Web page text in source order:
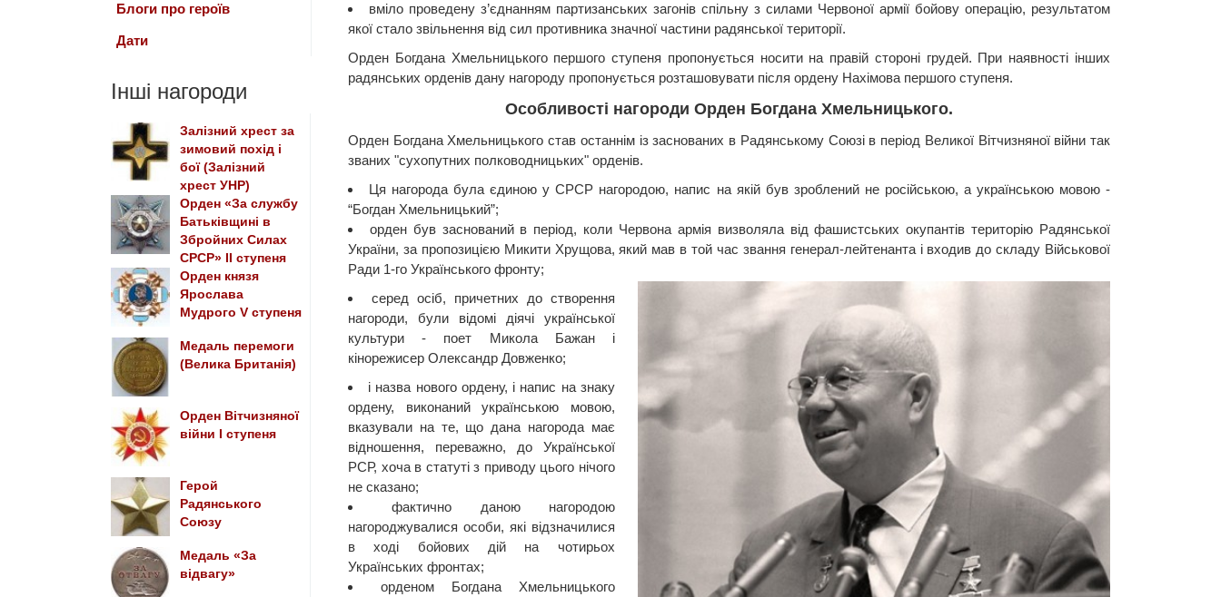
вміло проведену з’єднанням партизанських загонів спільну з силами Червоної армії бойову операцію, результатом
якої стало звільнення від сил противника значної частини радянської території.
Орден Богдана Хмельницького першого ступеня пропонується носити на правій стороні грудей. При наявності інших
радянських орденів дану нагороду пропонується розташовувати після ордену Нахімова першого ступеня.
Особливості нагороди Орден Богдана Хмельницького.
Орден Богдана Хмельницького став останнім із заснованих в Радянському Союзі в період Великої Вітчизняної війни так
званих "сухопутних полководницьких" орденів.
Ця нагорода була єдиною у СРСР нагородою, напис на якій був зроблений не російською, а українською мовою -
“Богдан Хмельницький”;
орден був заснований в період, коли Червона армія визволяла від фашистських окупантів територію Радянської
України, за пропозицією Микити Хрущова, який мав в той час звання генерал-лейтенанта і входив до складу Військової
Ради 1-го Українського фронту;
серед осіб, причетних до створення
нагороди, були відомі діячі української
культури - поет Микола Бажан і
кінорежисер Олександр Довженко;
і назва нового ордену, і напис на знаку
ордену, виконаний українською мовою,
вказували на те, що дана нагорода має
відношення, переважно, до Української
РСР, хоча в статуті з приводу цього нічого
не сказано;
фактично даною нагородою
нагороджувалися особи, які відзначилися
в ході бойових дій на чотирьох
Українських фронтах;
орденом Богдана Хмельницького
Блоги про героїв
Дати
Інші нагороди
Залізний хрест за
зимовий похід і
бої (Залізний
хрест УНР)
Орден «За службу
Батьківщині в
Збройних Силах
СРСР» II ступеня
Орден князя
Ярослава
Мудрого V ступеня
Медаль перемоги
(Велика Британія)
Орден Вітчизняної
війни І ступеня
Герой
Радянського
Союзу
Медаль «За
відвагу»